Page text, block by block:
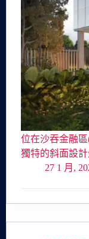
位在沙吞金融
獨特的斜面設
27 1 月,